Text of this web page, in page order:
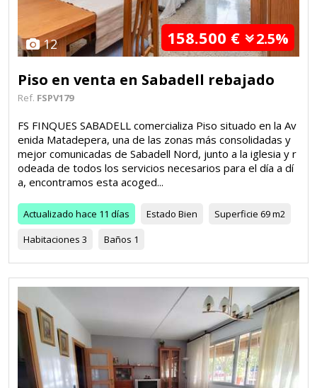
12 158.500 € 2.5%
Piso en venta en Sabadell rebajado
Ref. FSPV179
FS FINQUES SABADELL comercializa Piso situado en la Av
enida Matadepera, una de las zonas más consolidadas y
mejor comunicadas de Sabadell Nord, junto a la iglesia y r
odeada de todos los servicios necesarios para el día a dí
a, encontramos esta acoged...
Actualizado hace 11 días Estado Bien Superficie 69 m2
Habitaciones 3 Baños 1